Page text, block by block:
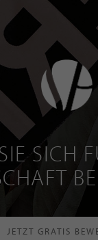
SICH
JETZT GRATIS